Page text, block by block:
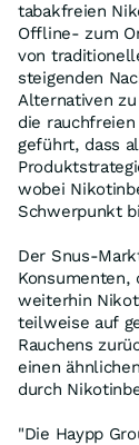
tabakfreien
Offline- zum
von
steigenden
Alternativen
die rauchfreien
geführt, dass
wobei
Schwerpunkt
Der Snus-
Konsumenten,
weiterhin
teilweise auf
Rauchens
einen
durch
"Die Haypp